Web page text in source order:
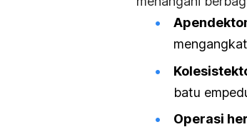
batu
Operasi